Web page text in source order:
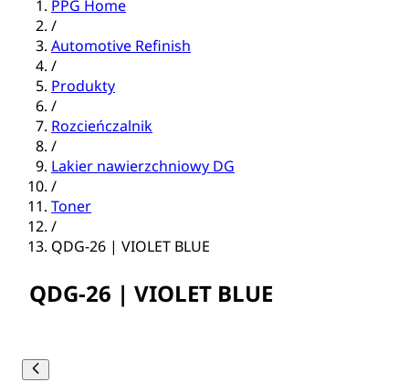
PPG Home
/
Automotive Refinish
/
Produkty
/
Rozcieńczalnik
/
Lakier nawierzchniowy DG
/
Toner
/
QDG-26 | VIOLET BLUE
QDG-26 | VIOLET BLUE